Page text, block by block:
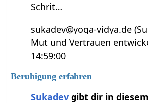
Schrit…
sukadev@yoga-vidya.de
Mut und Vertrauen
14:59:00
Beruhigung erfahren
Sukadev gibt dir in